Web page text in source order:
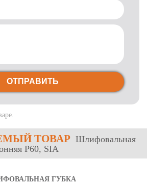
ОТПРАВИТЬ
ТОВАР Шлифовальная
P60, SIA
ГУБКА